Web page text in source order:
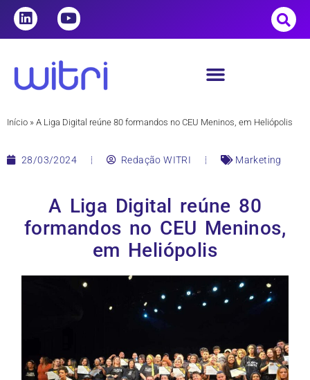
Início » A Liga Digital reúne 80 formandos no CEU Meninos, em Heliópolis
28/03/2024 Redação WITRI Marketing
A Liga Digital reúne 80
formandos no CEU Meninos,
em Heliópolis